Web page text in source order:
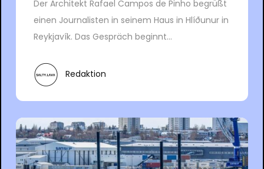
Der Architekt Rafael Campos de Pinho begrüßt
einen Journalisten in seinem Haus in Hlíðunur in
Reykjavík. Das Gespräch beginnt...
Redaktion